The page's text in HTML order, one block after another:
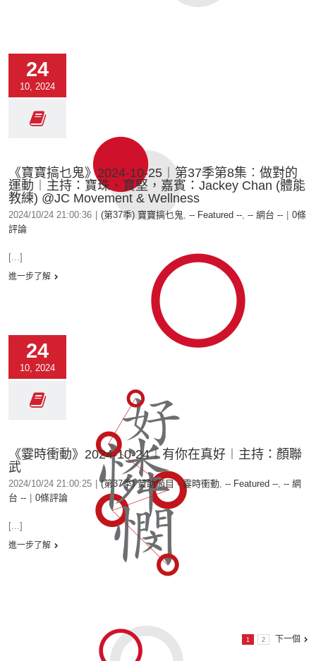
24
10, 2024
《寶寶搞乜鬼》2024-10-25︱第37季第8集︰做對的
運動︱主持：寶珠、寶堅，嘉賓：Jackey Chan (體能
教練) @JC Movement & Wellness
2024/10/24 21:00:36 (第37季) 寶寶搞乜鬼, -- Featured --, -- 網台 --
0條
評論
[...]
進一步了解
24
10, 2024
《霎時衝動》2024-10-24︱有你在真好︱主持：顏聯
武
2024/10/24 21:00:25 (第37季) 贊助節目 - 霎時衝動, -- Featured --, -- 網
台 --
0條評論
[...]
進一步了解
1 2 下一個